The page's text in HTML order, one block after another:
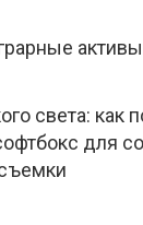
света: как
для